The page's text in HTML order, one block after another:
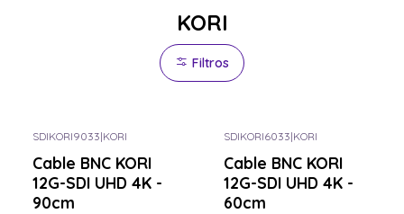
KORI
Filtros
SDIKORI9033|KORI
Cable BNC KORI
12G-SDI UHD 4K -
90cm
SDIKORI6033|KORI
Cable BNC KORI
12G-SDI UHD 4K -
60cm